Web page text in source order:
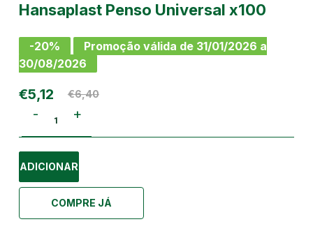
Hansaplast Penso Universal x100
-20%
Promoção válida de 31/01/2026 a
30/08/2026
€5,12 €6,40
+
-
ADICIONAR
COMPRE JÁ